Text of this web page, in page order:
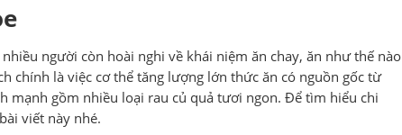
người còn hoài nghi về khái niệm ăn chay, ăn như thế nào
chính là việc cơ thể tăng lượng lớn thức ăn có nguồn gốc từ
mạnh gồm nhiều loại rau củ quả tươi ngon. Để tìm hiểu chi
viết này nhé.